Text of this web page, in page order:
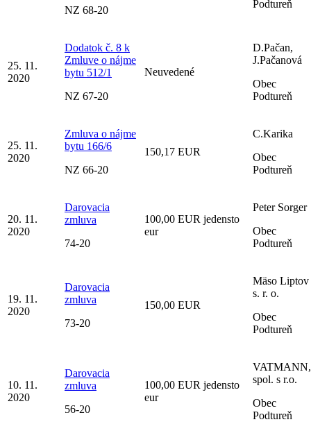
NZ 68-20
Podtureň
25. 11.
2020
Dodatok č. 8 k
Zmluve o nájme
bytu 512/1
NZ 67-20
Neuvedené
D.Pačan,
J.Pačanová
Obec
Podtureň
25. 11.
2020
Zmluva o nájme
bytu 166/6
NZ 66-20
150,17 EUR
C.Karika
Obec
Podtureň
20. 11.
2020
Darovacia
zmluva
74-20
100,00 EUR jedensto
eur
Peter Sorger
Obec
Podtureň
19. 11.
2020
Darovacia
zmluva
73-20
150,00 EUR
Mäso Liptov
s. r. o.
Obec
Podtureň
10. 11.
2020
Darovacia
zmluva
56-20
100,00 EUR jedensto
eur
VATMANN,
spol. s r.o.
Obec
Podtureň